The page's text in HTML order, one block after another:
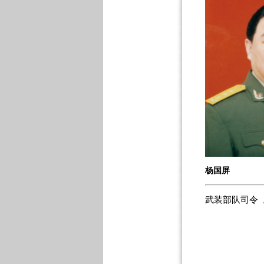
杨国屏
武装部队司令